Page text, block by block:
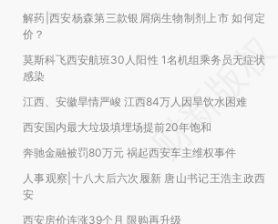
解药|西安杨森第三款银屑病生物制剂上市 如何定
价？
莫斯科飞西安航班30人阳性 1名机组乘务员无症状
感染
江西、安徽旱情严峻 江西84万人因旱饮水困难
西安国内最大垃圾填埋场提前20年饱和
奔驰金融被罚80万元 祸起西安车主维权事件
人事观察|十八大后六次履新 唐山书记王浩主政西
安
西安房价连涨39个月 限购再升级